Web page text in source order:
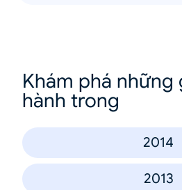
Khám phá những
hành trong
2014
2013